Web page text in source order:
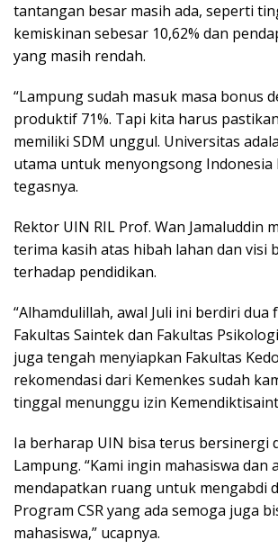
tantangan besar masih ada, seperti
kemiskinan sebesar 10,62% dan
yang masih rendah.
“Lampung sudah masuk masa bonus
produktif 71%. Tapi kita harus
memiliki SDM unggul. Universitas
utama untuk menyongsong Indonesia
tegasnya.
Rektor UIN RIL Prof. Wan Jamaluddin
terima kasih atas hibah lahan dan visi
terhadap pendidikan.
“Alhamdulillah, awal Juli ini berdiri dua
Fakultas Saintek dan Fakultas
juga tengah menyiapkan Fakultas
rekomendasi dari Kemenkes sudah
tinggal menunggu izin
Ia berharap UIN bisa terus bersinergi
Lampung. “Kami ingin mahasiswa dan
mendapatkan ruang untuk mengabdi
Program CSR yang ada semoga juga
mahasiswa,” ucapnya.